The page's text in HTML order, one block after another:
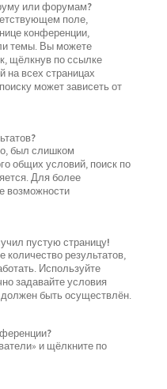
или форумам?
поле,
конференции,
темы. Вы можете
щёлкнув по ссылке
на всех страницах
может зависеть от
был слишком
общих условий, поиск по
Для более
возможности
пустую страницу!
результатов,
Используйте
задавайте условия
быть осуществлён.
и щёлкните по